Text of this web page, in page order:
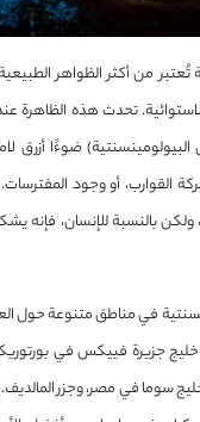
تُعتبر من أكثر الظواهر
تحدث هذه الظاهرة
البيولومينسنتية) ضوءًا أزرق
حركة القوارب، أو وجود
ولكن بالنسبة للإنسان، فإنه
في مناطق متنوعة حول
جزيرة فييكس في
سوما في مصر، وجزر